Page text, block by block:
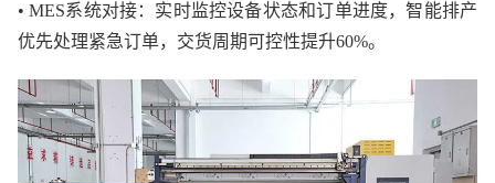
• MES系统对接：实时监控设备状态和订单进度，智能排产
优先处理紧急订单，交货周期可控性提升60%。